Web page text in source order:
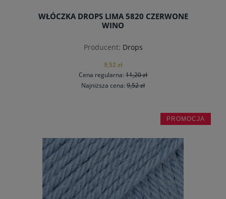
WŁÓCZKA DROPS LIMA 5820 CZERWONE
WINO
Producent: Drops
9,52 zł
Cena regularna: 11,20 zł
Najniższa cena: 9,52 zł
do koszyka
PROMOCJA